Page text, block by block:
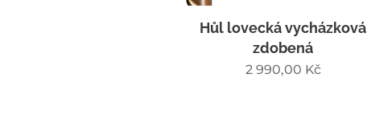
Hůl lovecká vycházková
zdobená
2 990,00 Kč